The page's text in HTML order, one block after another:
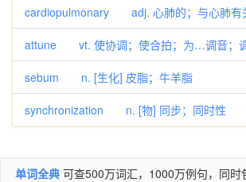
cardiopulmonary adj. 心肺的；与心肺有
attune vt. 使协调；使合拍；为…调音；
sebum n. [生化] 皮脂；牛羊脂
synchronization n. [物] 同步；同时性
单词全典 可查500万词汇，1000万例句，同时